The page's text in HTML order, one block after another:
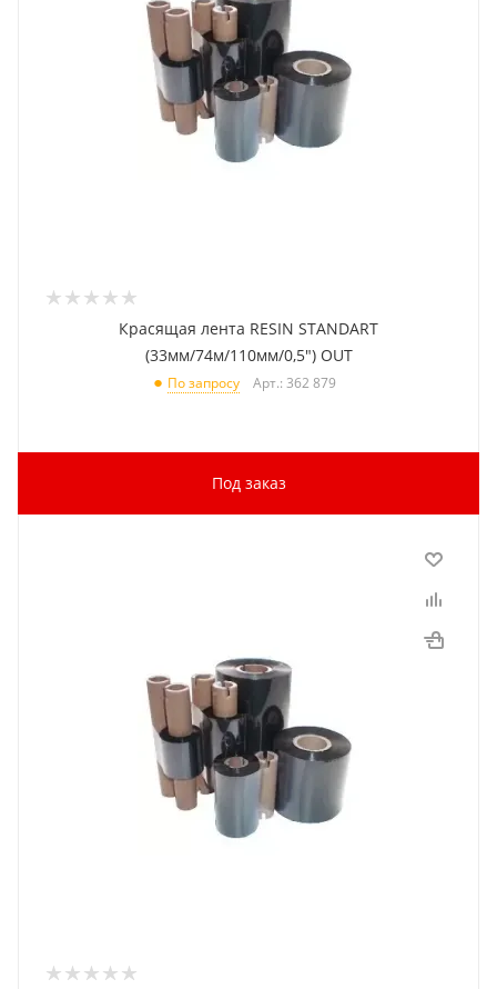
Красящая лента RESIN STANDART
(33мм/74м/110мм/0,5") OUT
По запросу Арт.: 362 879
Под заказ